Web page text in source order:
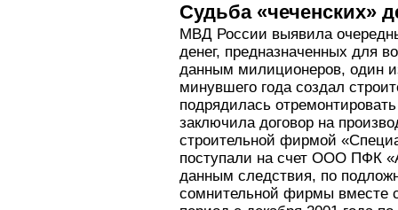
Судьба «чеченских»
МВД России выявила
денег, предназначенных для
данным милиционеров, один
минувшего года создал
подрядилась
заключила договор на
строительной фирмой
поступали на счет ООО ПФК
данным следствия, по
сомнительной фирмы вместе